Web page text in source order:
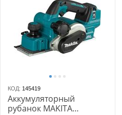
КОД: 145419
Аккумуляторный
рубанок MAKITA